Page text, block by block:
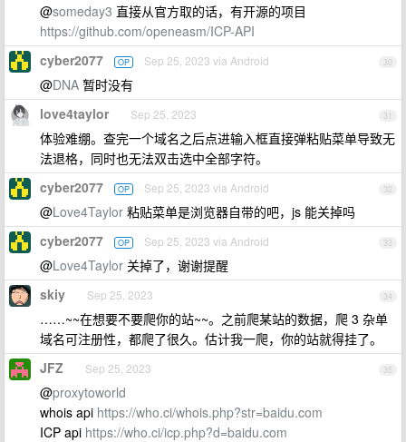
@someday3 直接从官方取的话，有开源的项目
https://github.com/openeasm/ICP-API
30
cyber2077 OP Sep 25, 2023 via Android
@DNA 暂时没有
31
love4taylor Sep 25, 2023
体验难绷。查完一个域名之后点进输入框直接弹粘贴菜单导致无
法退格，同时也无法双击选中全部字符。
32
cyber2077 OP Sep 25, 2023 via Android
@Love4Taylor 粘贴菜单是浏览器自带的吧，js 能关掉吗
33
cyber2077 OP Sep 25, 2023 via Android
@Love4Taylor 关掉了，谢谢提醒
34
skiy Sep 25, 2023
……~~在想要不要爬你的站~~。之前爬某站的数据，爬 3 杂单
域名可注册性，都爬了很久。估计我一爬，你的站就得挂了。
35
JFZ Sep 25, 2023
@proxytoworld
whois api https://who.ci/whois.php?str=baidu.com
ICP api https://who.ci/icp.php?d=baidu.com